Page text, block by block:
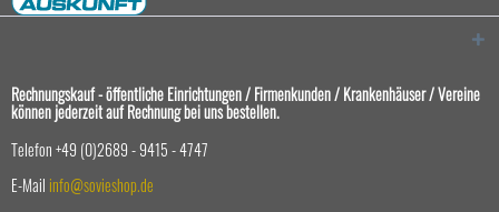
Rechnungskauf - öffentliche Einrichtungen / Firmenkunden / Krankenhäuser / Vereine
können jederzeit auf Rechnung bei uns bestellen.
Telefon +49 (0)2689 - 9415 - 4747
E-Mail info@sovieshop.de